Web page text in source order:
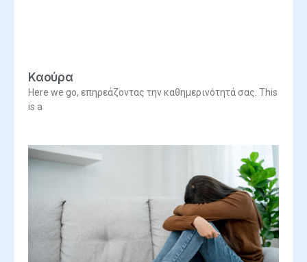
Καούρα
Here we go, επηρεάζοντας την καθημερινότητά σας. This
is a